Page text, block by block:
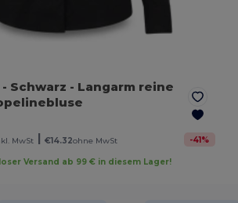
- Schwarz - Langarm reine
MwSt | €14.32ohne MwSt -41%
Versand ab 99 € in diesem Lager!